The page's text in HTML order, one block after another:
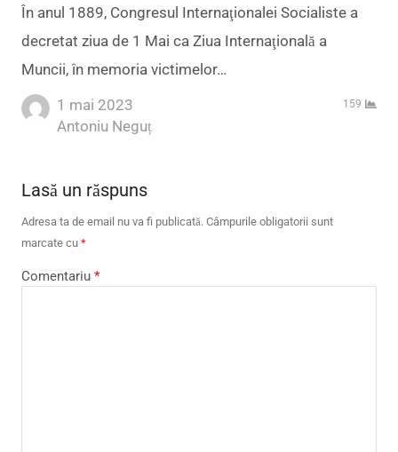
În anul 1889, Congresul Internaţionalei Socialiste a
decretat ziua de 1 Mai ca Ziua Internaţională a
Muncii, în memoria victimelor…
1 mai 2023
Author
Antoniu Neguț
159
Lasă un răspuns
Adresa ta de email nu va fi publicată. Câmpurile obligatorii sunt
marcate cu *
Comentariu *